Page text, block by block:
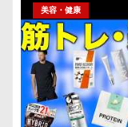
美容・健康